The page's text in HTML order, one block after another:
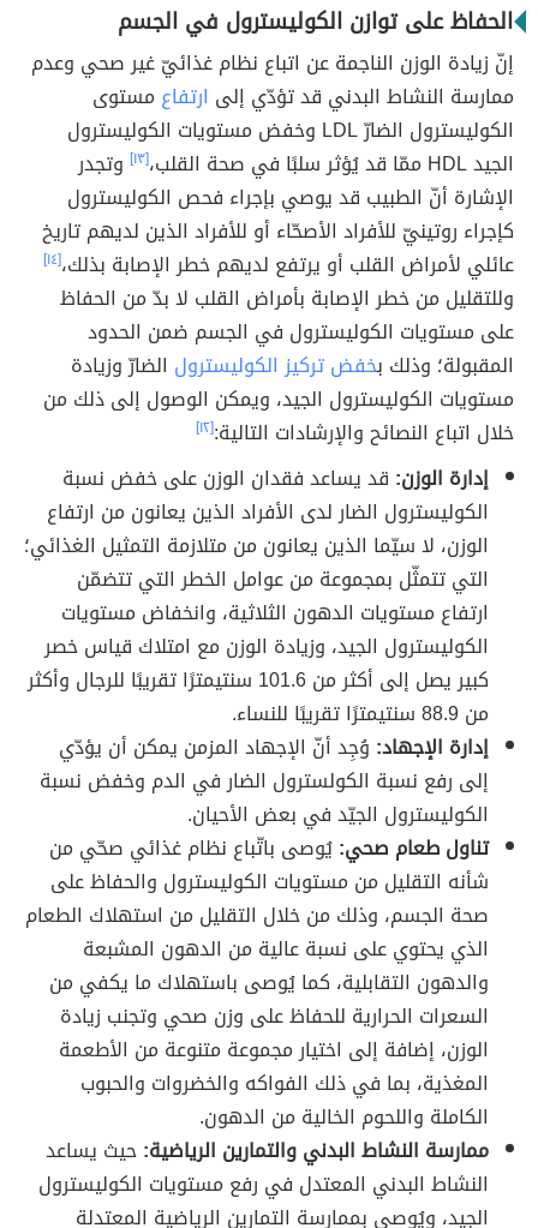
الحفاظ على توازن الكوليسترول في الجسم
إنّ زيادة الوزن الناجمة عن اتباع نظام غذائيّ غير صحي وعدم
ممارسة النشاط البدني قد تؤدّي إلى ارتفاع مستوى
الكوليسترول الضارّ LDL وخفض مستويات الكوليسترول
الجيد HDL ممّا قد يُؤثر سلبًا في صحة القلب،
[١٣]
وتجدر
الإشارة أنّ الطبيب قد يوصي بإجراء فحص الكوليسترول
كإجراء روتينيّ للأفراد الأصحّاء أو للأفراد الذين لديهم تاريخ
عائلي لأمراض القلب أو يرتفع لديهم خطر الإصابة بذلك،[١٤]
وللتقليل من خطر الإصابة بأمراض القلب لا بدّ من الحفاظ
على مستويات الكوليسترول في الجسم ضمن الحدود
المقبولة؛ وذلك بخفض تركيز الكوليسترول الضارّ وزيادة
مستويات الكوليسترول الجيد، ويمكن الوصول إلى ذلك من
خلال اتباع النصائح والإرشادات التالية:[١٢]
إدارة الوزن: قد يساعد فقدان الوزن على خفض نسبة
الكوليسترول الضار لدى الأفراد الذين يعانون من ارتفاع
الوزن، لا سيّما الذين يعانون من متلازمة التمثيل الغذائي؛
التي تتمثّل بمجموعة من عوامل الخطر التي تتضمّن
ارتفاع مستويات الدهون الثلاثية، وانخفاض مستويات
الكوليسترول الجيد، وزيادة الوزن مع امتلاك قياس خصر
كبير يصل إلى أكثر من 101.6 سنتيمترًا تقريبًا للرجال وأكثر
من 88.9 سنتيمترًا تقريبًا للنساء.
إدارة الإجهاد: وُجِد أنّ الإجهاد المزمن يمكن أن يؤدّي
إلى رفع نسبة الكولسترول الضار في الدم وخفض نسبة
الكوليسترول الجيّد في بعض الأحيان.
تناول طعام صحي:يُوصى باتّباع نظام غذائي صحّي من
شأنه التقليل من مستويات الكوليسترول والحفاظ على
صحة الجسم، وذلك من خلال التقليل من استهلاك الطعام
الذي يحتوي على نسبة عالية من الدهون المشبعة
والدهون التقابلية، كما يُوصى باستهلاك ما يكفي من
السعرات الحرارية للحفاظ على وزن صحي وتجنب زيادة
الوزن، إضافة إلى اختيار مجموعة متنوعة من الأطعمة
المغذية، بما في ذلك الفواكه والخضروات والحبوب
الكاملة واللحوم الخالية من الدهون.
ممارسة النشاط البدني والتمارين الرياضية:حيث يساعد
النشاط البدني المعتدل في رفع مستويات الكوليسترول
الجيد، ويُوصى بممارسة التمارين الرياضية المعتدلة